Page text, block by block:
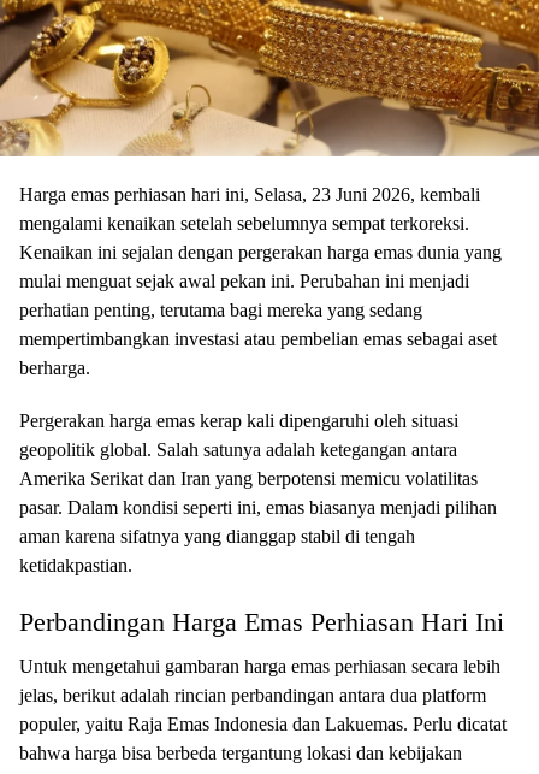
Harga emas perhiasan hari ini, Selasa, 23 Juni 2026, kembali
mengalami kenaikan setelah sebelumnya sempat terkoreksi.
Kenaikan ini sejalan dengan pergerakan harga emas dunia yang
mulai menguat sejak awal pekan ini. Perubahan ini menjadi
perhatian penting, terutama bagi mereka yang sedang
mempertimbangkan investasi atau pembelian emas sebagai aset
berharga.
Pergerakan harga emas kerap kali dipengaruhi oleh situasi
geopolitik global. Salah satunya adalah ketegangan antara
Amerika Serikat dan Iran yang berpotensi memicu volatilitas
pasar. Dalam kondisi seperti ini, emas biasanya menjadi pilihan
aman karena sifatnya yang dianggap stabil di tengah
ketidakpastian.
Perbandingan Harga Emas Perhiasan Hari Ini
Untuk mengetahui gambaran harga emas perhiasan secara lebih
jelas, berikut adalah rincian perbandingan antara dua platform
populer, yaitu Raja Emas Indonesia dan Lakuemas. Perlu dicatat
bahwa harga bisa berbeda tergantung lokasi dan kebijakan